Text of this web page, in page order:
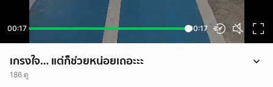
00:17 00:17
เกรงใจ… แต่ก็ช่วยหน่อยเถอะะะ
186 ดู